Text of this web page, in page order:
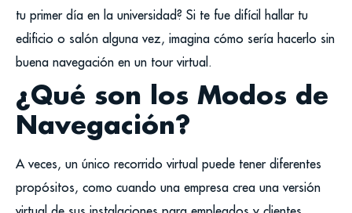
tu primer día en la universidad? Si te fue difícil hallar tu
edificio o salón alguna vez, imagina cómo sería hacerlo sin
buena navegación en un tour virtual.
¿Qué son los Modos de
Navegación?
A veces, un único recorrido virtual puede tener diferentes
propósitos, como cuando una empresa crea una versión